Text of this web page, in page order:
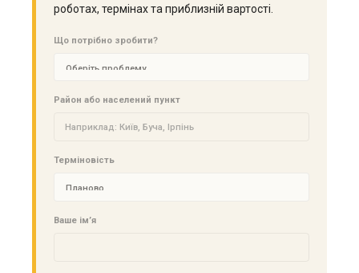
роботах, термінах та приблизній вартості.
Що потрібно зробити?
Район або населений пункт
Терміновість
Ваше ім’я